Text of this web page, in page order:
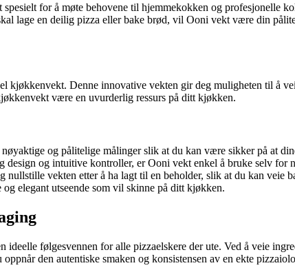
for å møte behovene til hjemmekokken og profesjonelle
lage en deilig pizza eller bake brød, vil Ooni vekt være din
kjøkkenvekt. Denne innovative vekten gir deg muligheten til å
være en uvurderlig ressurs på ditt kjøkken.
og pålitelige målinger slik at du kan være sikker på at
design og intuitive kontroller, er Ooni vekt enkel å bruke selv for
nullstille vekten etter å ha lagt til en beholder, slik at du kan veie
elegant utseende som vil skinne på ditt kjøkken.
ideelle følgesvennen for alle pizzaelskere der ute. Ved å veie
den autentiske smaken og konsistensen av en ekte